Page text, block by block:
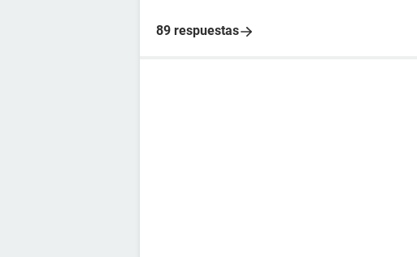
89 respuestas